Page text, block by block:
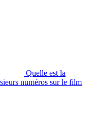
Quelle est la
numéros sur le film